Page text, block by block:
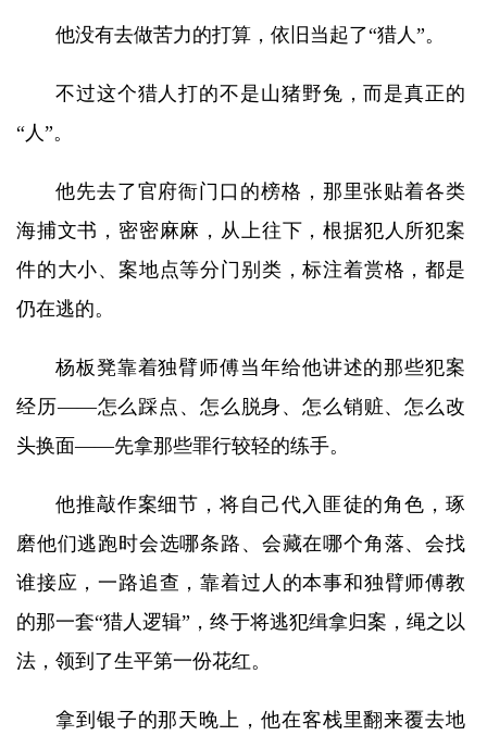
他没有去做苦力的打算，依旧当起了“猎人”。
不过这个猎人打的不是山猪野兔，而是真正的
“人”。
他先去了官府衙门口的榜格，那里张贴着各类
海捕文书，密密麻麻，从上往下，根据犯人所犯案
件的大小、案地点等分门别类，标注着赏格，都是
仍在逃的。
杨板凳靠着独臂师傅当年给他讲述的那些犯案
经历——怎么踩点、怎么脱身、怎么销赃、怎么改
头换面——先拿那些罪行较轻的练手。
他推敲作案细节，将自己代入匪徒的角色，琢
磨他们逃跑时会选哪条路、会藏在哪个角落、会找
谁接应，一路追查，靠着过人的本事和独臂师傅教
的那一套“猎人逻辑”，终于将逃犯缉拿归案，绳之以
法，领到了生平第一份花红。
拿到银子的那天晚上，他在客栈里翻来覆去地